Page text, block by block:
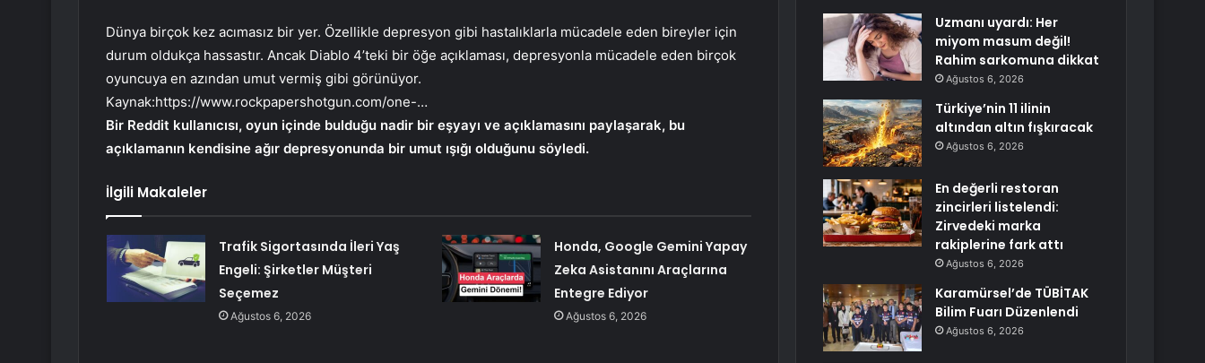
Dünya birçok kez acımasız bir yer. Özellikle depresyon gibi hastalıklarla mücadele eden bireyler için
durum oldukça hassastır. Ancak Diablo 4’teki bir öğe açıklaması, depresyonla mücadele eden birçok
oyuncuya en azından umut vermiş gibi görünüyor.
Kaynak:https://www.rockpapershotgun.com/one-…
Bir Reddit kullanıcısı, oyun içinde bulduğu nadir bir eşyayı ve açıklamasını paylaşarak, bu
açıklamanın kendisine ağır depresyonunda bir umut ışığı olduğunu söyledi.
İlgili Makaleler
Trafik Sigortasında İleri Yaş
Engeli: Şirketler Müşteri
Seçemez
Ağustos 6, 2026
Honda, Google Gemini Yapay
Zeka Asistanını Araçlarına
Entegre Ediyor
Ağustos 6, 2026
Uzmanı uyardı: Her
miyom masum değil!
Rahim sarkomuna dikkat
Ağustos 6, 2026
Türkiye’nin 11 ilinin
altından altın fışkıracak
Ağustos 6, 2026
En değerli restoran
zincirleri listelendi:
Zirvedeki marka
rakiplerine fark attı
Ağustos 6, 2026
Karamürsel’de TÜBİTAK
Bilim Fuarı Düzenlendi
Ağustos 6, 2026